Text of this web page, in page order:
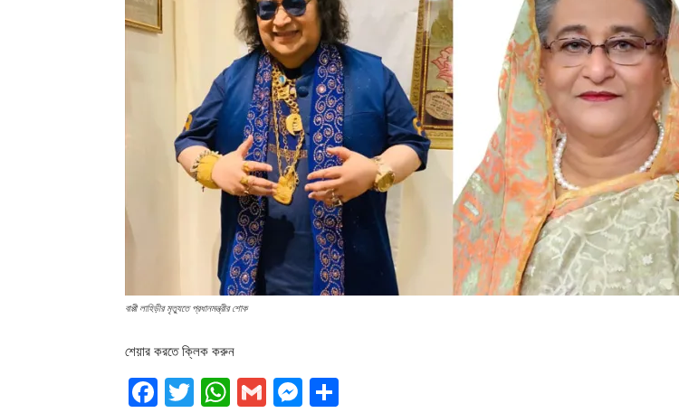
বাপ্পী লাহিড়ীর মৃত্যুতে প্রধানমন্ত্রীর শোক
শেয়ার করতে ক্লিক করুন
Facebook
Twitter
WhatsApp
GmailMessenger